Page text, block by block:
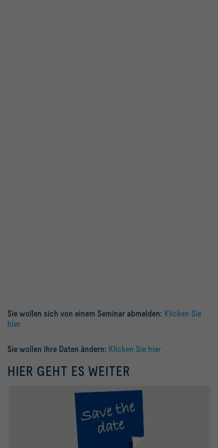
Sie wollen sich von einem Seminar abmelden: Klicken Sie
hier
Sie wollen ihre Daten ändern: Klicken Sie hier
HIER GEHT ES WEITER